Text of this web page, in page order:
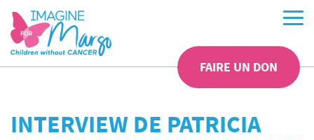
FAIRE UN DON
INTERVIEW DE PATRICIA